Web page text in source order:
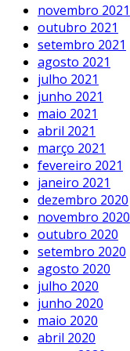
novembro 2021
outubro 2021
setembro 2021
agosto 2021
julho 2021
junho 2021
maio 2021
abril 2021
março 2021
fevereiro 2021
janeiro 2021
dezembro 2020
novembro 2020
outubro 2020
setembro 2020
agosto 2020
julho 2020
junho 2020
maio 2020
abril 2020